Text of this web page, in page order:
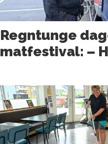
Regntunge
matfestival: –